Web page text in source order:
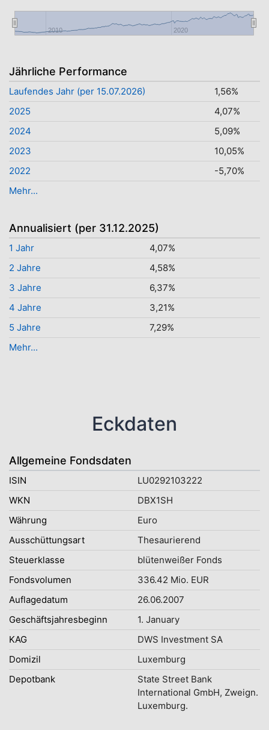
2010 2020
Jährliche Performance
Laufendes Jahr (per 15.07.2026)
1,56%
2025
4,07%
2024
5,09%
2023
10,05%
2022
-5,70%
Mehr...
Annualisiert (per 31.12.2025)
1 Jahr
4,07%
2 Jahre
4,58%
3 Jahre
6,37%
4 Jahre
3,21%
5 Jahre
7,29%
Mehr...
Eckdaten
Allgemeine Fondsdaten
ISIN
LU0292103222
WKN
DBX1SH
Währung
Euro
Ausschüttungsart
Thesaurierend
Steuerklasse
blütenweißer Fonds
Fondsvolumen
336.42 Mio. EUR
Auflagedatum
26.06.2007
Geschäftsjahresbeginn
1. January
KAG
DWS Investment SA
Domizil
Luxemburg
Depotbank
State Street Bank
International GmbH, Zweign.
Luxemburg.